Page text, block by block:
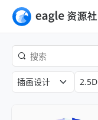
插画设计 2.5D